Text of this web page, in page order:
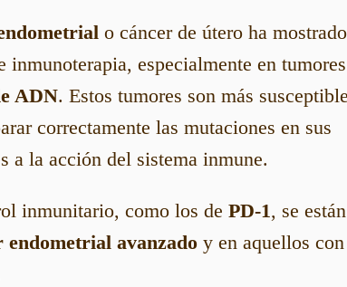
o cáncer de útero ha mostrado
especialmente en tumores
ADN. Estos tumores son más
correctamente las mutaciones en sus
a la acción del sistema inmune.
inmunitario, como los de PD-1, se están
endometrial avanzado y en aquellos con